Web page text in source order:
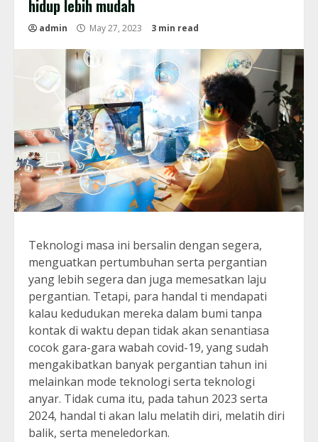
hidup lebih mudah
admin May 27, 2023 3 min read
Teknologi masa ini bersalin dengan segera,
menguatkan pertumbuhan serta pergantian
yang lebih segera dan juga memesatkan laju
pergantian. Tetapi, para handal ti mendapati
kalau kedudukan mereka dalam bumi tanpa
kontak di waktu depan tidak akan senantiasa
cocok gara-gara wabah covid-19, yang sudah
mengakibatkan banyak pergantian tahun ini
melainkan mode teknologi serta teknologi
anyar. Tidak cuma itu, pada tahun 2023 serta
2024, handal ti akan lalu melatih diri, melatih diri
balik, serta meneledorkan.